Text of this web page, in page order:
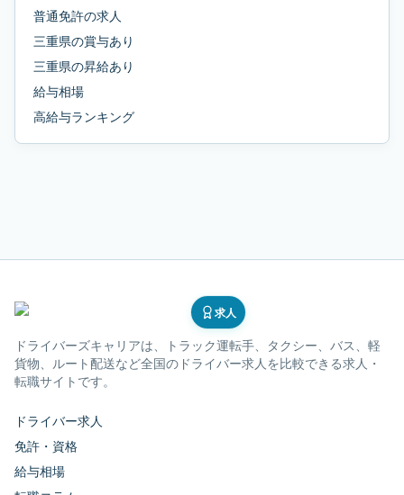
普通免許の求人
三重県の賞与あり
三重県の昇給あり
給与相場
高給与ランキング
求人
ドライバーズキャリアは、トラック運転手、タクシー、バス、軽
貨物、ルート配送など全国のドライバー求人を比較できる求人・
転職サイトです。
ドライバー求人
免許・資格
給与相場